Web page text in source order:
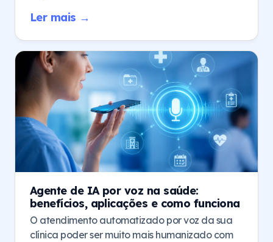
Ler mais →
Agente de IA por voz na saúde:
benefícios, aplicações e como funciona
O atendimento automatizado por voz da sua
clínica poder ser muito mais humanizado com